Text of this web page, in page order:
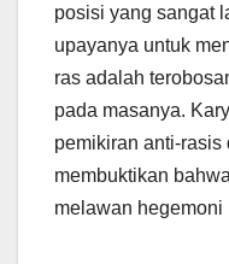
posisi yang sangat
upayanya untuk
ras adalah
pada masanya.
pemikiran anti-rasis
membuktikan
melawan hegemoni